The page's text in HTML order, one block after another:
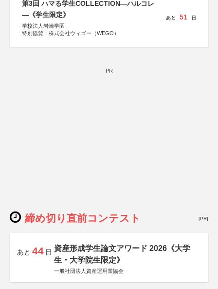
第3回 ハマる学生COLLECTION―ハルコレ
―《学生限定》
学校法人岩崎学園
特別協賛：株式会社ウィゴー（WEGO）
あと 51 日
PR
締め切り直前コンテスト [PR]
あと 44 日 資産形成学生論文アワード 2026《大学
生・大学院生限定》
一般社団法人資産運用業協会